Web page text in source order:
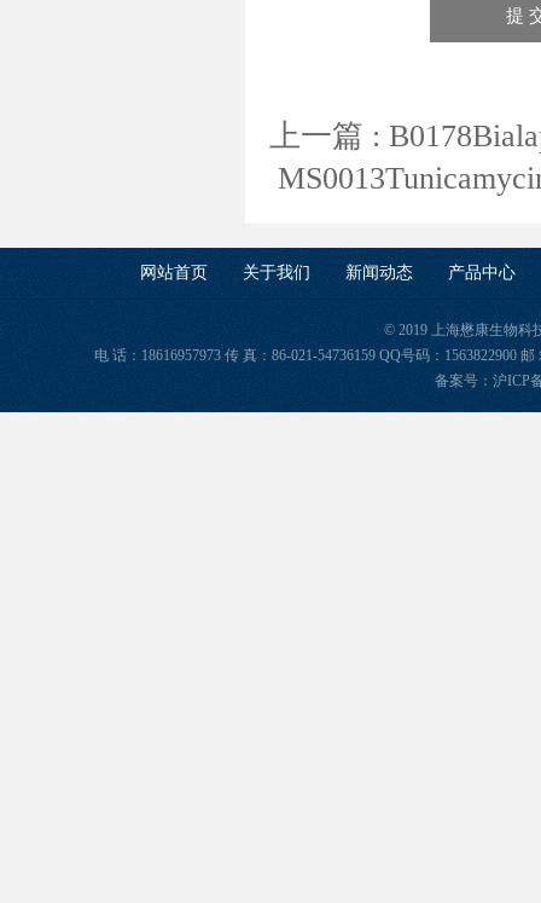
上一篇 :
网站首页 关于我们 新闻动态 产品中心
© 2019 上海懋康生物科
电 话：18616957973 传 真：86-021-54736159 QQ号码：1563822900
备案号： 沪ICP